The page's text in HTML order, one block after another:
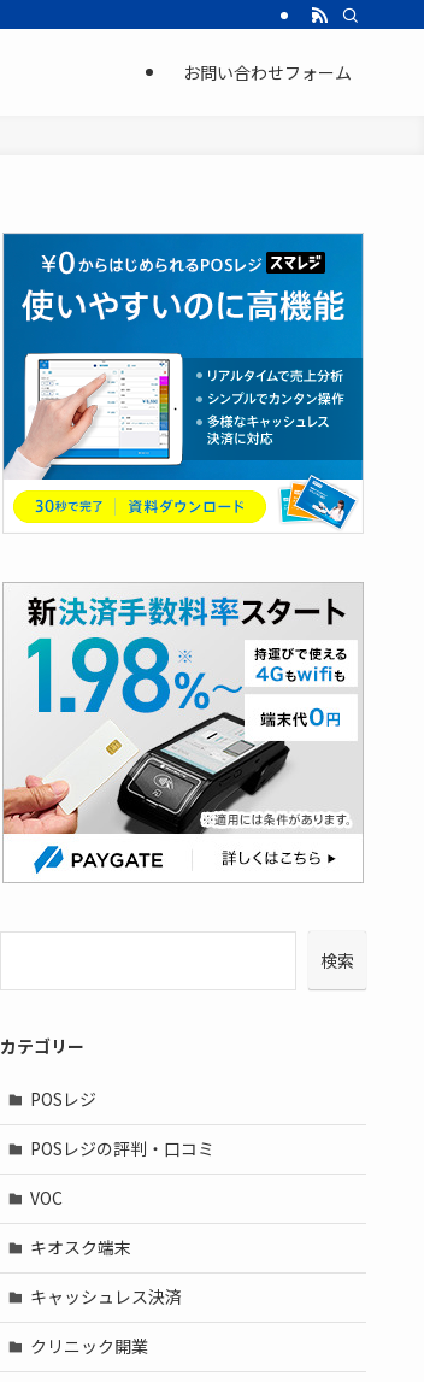
お問い合わせフォーム
検索
カテゴリー
POSレジ
POSレジの評判・口コミ
VOC
キオスク端末
キャッシュレス決済
クリニック開業